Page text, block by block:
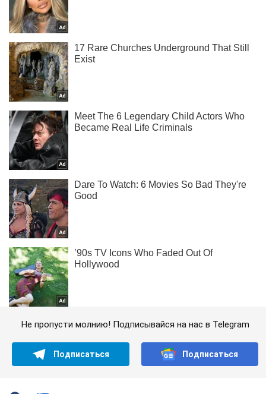
Не пропусти молнию! Подписывайся на нас в Telegram
Подписаться Подписаться